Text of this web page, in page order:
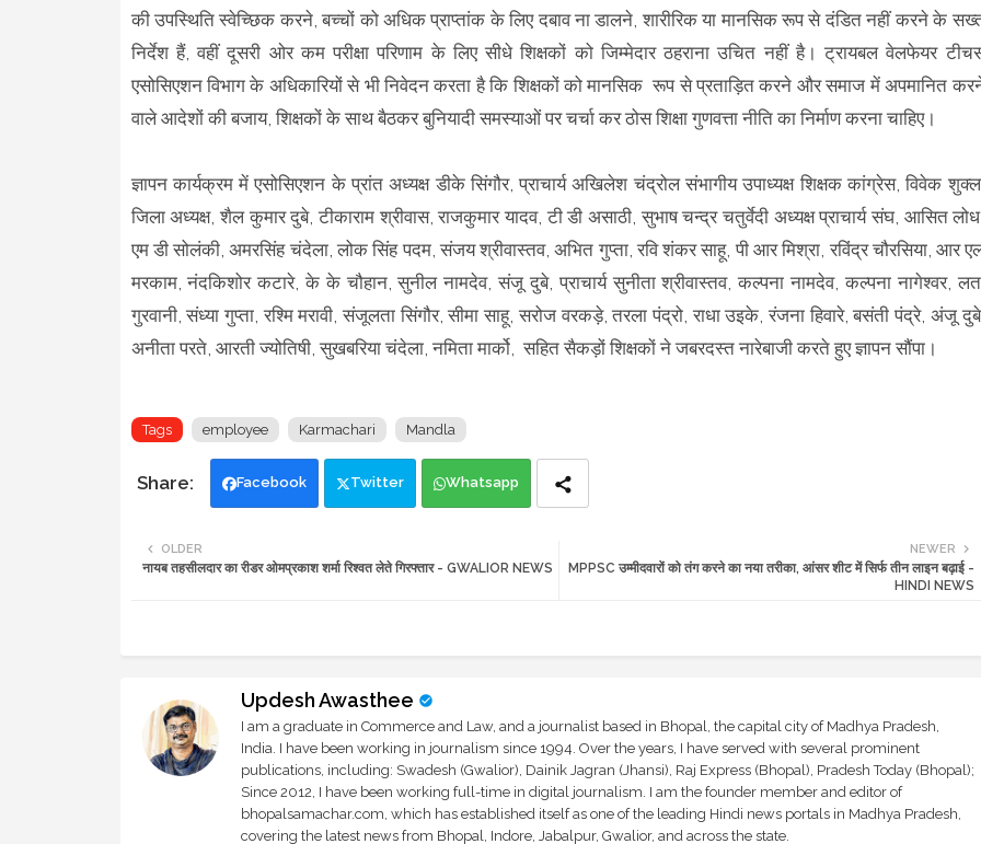
की उपस्थिति स्वेच्छिक करने, बच्चों को अधिक प्राप्तांक के लिए दबाव ना डालने, शारीरिक या मानसिक रूप से दंडित नहीं करने के
निर्देश हैं, वहीं दूसरी ओर कम परीक्षा परिणाम के लिए सीधे शिक्षकों को जिम्मेदार ठहराना उचित नहीं है। ट्रायबल वेलफेयर
एसोसिएशन विभाग के अधिकारियों से भी निवेदन करता है कि शिक्षकों को मानसिक रूप से प्रताड़ित करने और समाज में अपमानित
वाले आदेशों की बजाय, शिक्षकों के साथ बैठकर बुनियादी समस्याओं पर चर्चा कर ठोस शिक्षा गुणवत्ता नीति का निर्माण करना चाहिए।
ज्ञापन कार्यक्रम में एसोसिएशन के प्रांत अध्यक्ष डीके सिंगौर, प्राचार्य अखिलेश चंद्रोल संभागीय उपाध्यक्ष शिक्षक कांग्रेस, विवेक
जिला अध्यक्ष, शैल कुमार दुबे, टीकाराम श्रीवास, राजकुमार यादव, टी डी असाठी, सुभाष चन्द्र चतुर्वेदी अध्यक्ष प्राचार्य संघ, आसित
एम डी सोलंकी, अमरसिंह चंदेला, लोक सिंह पदम, संजय श्रीवास्तव, अभित गुप्ता, रवि शंकर साहू, पी आर मिश्रा, रविंद्र चौरसिया, आर
मरकाम, नंदकिशोर कटारे, के के चौहान, सुनील नामदेव, संजू दुबे, प्राचार्य सुनीता श्रीवास्तव, कल्पना नामदेव, कल्पना नागेश्वर,
गुरवानी, संध्या गुप्ता, रश्मि मरावी, संजूलता सिंगौर, सीमा साहू, सरोज वरकड़े, तरला पंद्रो, राधा उइके, रंजना हिवारे, बसंती पंद्रे, अंजू
अनीता परते, आरती ज्योतिषी, सुखबरिया चंदेला, नमिता मार्को, सहित सैकड़ों शिक्षकों ने जबरदस्त नारेबाजी करते हुए ज्ञापन सौंपा।
Tags employee Karmachari Mandla
Facebook Twitter Whatsapp
NEWER
MPPSC उम्मीदवारों को तंग करने का नया तरीका, आंसर शीट में सिर्फ तीन लाइन बढ़ाई -
HINDI NEWS
OLDER
नायब तहसीलदार का रीडर ओमप्रकाश शर्मा रिश्वत लेते गिरफ्तार - GWALIOR NEWS
Updesh Awasthee
I am a graduate in Commerce and Law, and a journalist based in Bhopal, the capital city of Madhya Pradesh,
India. I have been working in journalism since 1994. Over the years, I have served with several prominent
publications, including: Swadesh (Gwalior), Dainik Jagran (Jhansi), Raj Express (Bhopal), Pradesh Today (Bhopal);
Since 2012, I have been working full-time in digital journalism. I am the founder member and editor of
bhopalsamachar.com, which has established itself as one of the leading Hindi news portals in Madhya Pradesh,
covering the latest news from Bhopal, Indore, Jabalpur, Gwalior, and across the state.